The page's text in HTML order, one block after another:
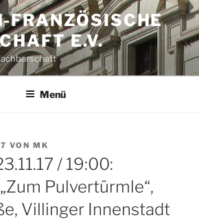
FRANZÖSISCHE
E.V.
Menü
VON MK
/ 19:00:
Pulvertürmle“,
Villinger Innenstadt